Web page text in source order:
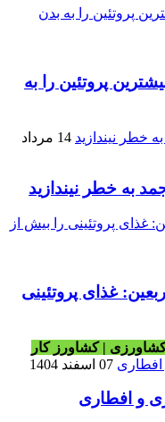
پروتئین را به
14 مرداد
به خطر نیندازید
غذای پروتئینی
| کشاورز کار
07 اسفند 1404
و افطاری